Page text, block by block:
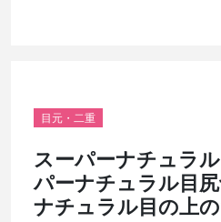
目元・二重
スーパーナチュラ
パーナチュラル目
ナチュラル目の上